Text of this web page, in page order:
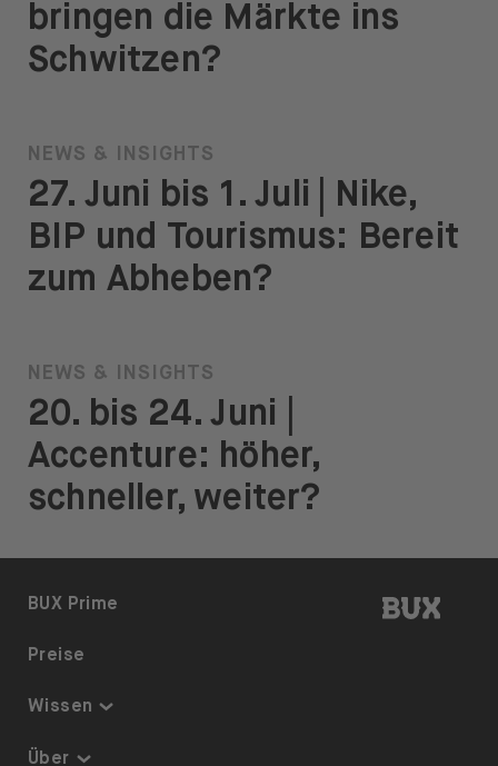
bringen die Märkte ins
Schwitzen?
NEWS & INSIGHTS
27. Juni bis 1. Juli | Nike,
BIP und Tourismus: Bereit
zum Abheben?
NEWS & INSIGHTS
20. bis 24. Juni |
Accenture: höher,
schneller, weiter?
BUX |
BUX Prime
Preise
Wissen
Thematisch investieren
Über